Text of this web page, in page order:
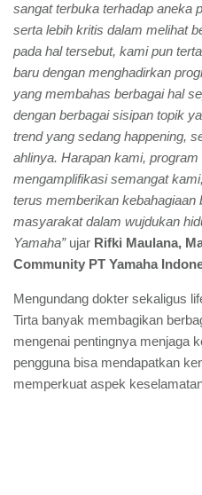
sangat terbuka terhadap aneka
serta lebih kritis dalam melihat
pada hal tersebut, kami pun
baru dengan menghadirkan
yang membahas berbagai hal
dengan berbagai sisipan topik
trend yang sedang happening,
ahlinya. Harapan kami,
mengamplifikasi semangat
terus memberikan kebahagiaan
masyarakat dalam wujdukan
Yamaha” ujar Rifki Maulana,
Community PT Yamaha
Mengundang dokter sekaligus
Tirta banyak membagikan
mengenai pentingnya menjaga
pengguna bisa mendapatkan
memperkuat aspek